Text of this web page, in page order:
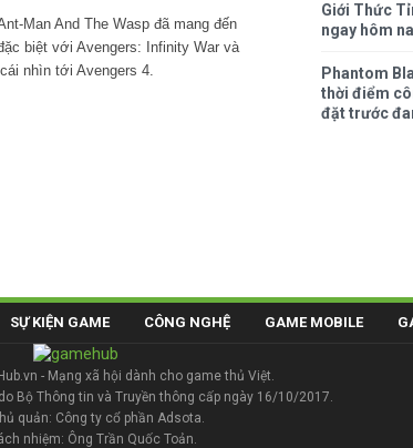
Man And The Wasp đã mang đến
biệt với Avengers: Infinity War và
nhìn tới Avengers 4.
Giới Thức
ngay hôm
Phantom
thời điểm
đặt trước
SỰ KIỆN GAME CÔNG NGHỆ GAME MOBILE
- Mạng xã hội dành cho game thủ Việt.
Bộ Thông tin và Truyền thông cấp ngày 16/10/2017.
quản: Công ty cổ phần Adsota.
nhiệm: Ông Trần Quốc Toản.